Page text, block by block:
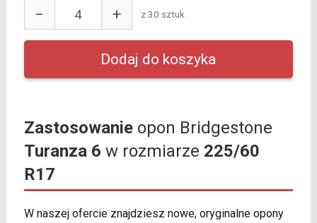
− + z 30 sztuk
Zastosowanieopon Bridgestone
Turanza 6 w rozmiarze 225/60
R17
W naszej ofercie znajdziesz nowe, oryginalne opony